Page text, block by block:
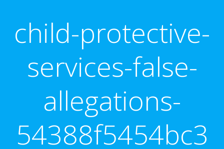
child-protective-
services-false-
allegations-
54388f5454bc3